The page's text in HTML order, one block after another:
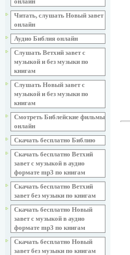
Читать, слушать Новый завет
онлайн
Аудио Библия онлайн
Слушать Ветхий завет с
музыкой и без музыки по
книгам
Слушать Новый завет с
музыкой и без музыки по
книгам
Смотреть Библейские фильмы
онлайн
Скачать бесплатно Библию
Скачать бесплатно Ветхий
завет с музыкой в аудио
формате mp3 по книгам
Скачать бесплатно Ветхий
завет без музыки по книгам
Скачать бесплатно Новый
завет с музыкой в аудио
формате mp3 по книгам
Скачать бесплатно Новый
завет без музыки по книгам